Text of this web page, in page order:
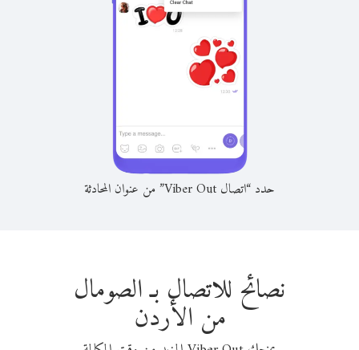
حدد “اتصال Viber Out” من عنوان المحادثة
نصائح للاتصال بـ الصومال
من الأردن